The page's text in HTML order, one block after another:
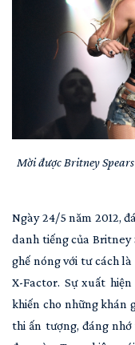
Mời được Britney
Ngày 24/5 năm 2012,
danh tiếng của Britney
ghế nóng với tư cách
X-Factor. Sự xuất
khiến cho những khán
thi ấn tượng, đáng